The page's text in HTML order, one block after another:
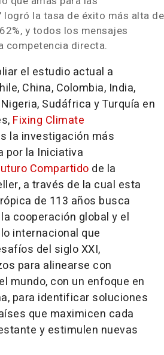
la tasa de éxito más alta de
y todos los mensajes
competencia directa.
el estudio actual a
China, Colombia, India,
Sudáfrica y Turquía en
Fixing Climate
la investigación más
por la Iniciativa
Compartido de la
a través de la cual esta
de 113 años busca
cooperación global y el
internacional que
del siglo XXI,
para alinearse con
mundo, con un enfoque en
para identificar soluciones
que maximicen cada
y estimulen nuevas